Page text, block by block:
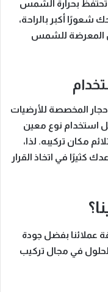
تحتفظ بحرارة الشمس
شعورًا أكبر بالراحة،
المعرضة للشمس
المخصصة للأرضيات
استخدام نوع معين
مكان تركيبه. لذا،
في اتخاذ القرار
عملائنا بفضل جودة
في مجال تركيب